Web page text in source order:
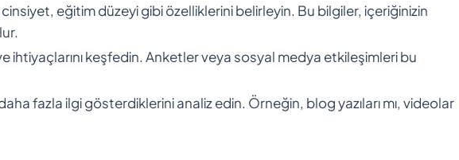
eğitim düzeyi gibi özelliklerini belirleyin. Bu bilgiler, içeriğinizin
ihtiyaçlarını keşfedin. Anketler veya sosyal medya etkileşimleri bu
fazla ilgi gösterdiklerini analiz edin. Örneğin, blog yazıları mı, videolar